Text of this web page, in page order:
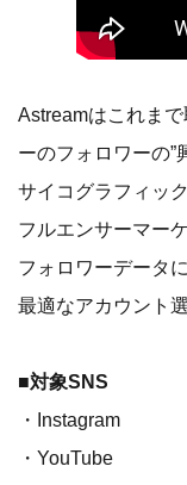
Astreamはこれま
ーのフォロワーの”
サイコグラフィッ
フルエンサーマー
フォロワーデータ
最適なアカウント
■対象SNS
・Instagram
・YouTube